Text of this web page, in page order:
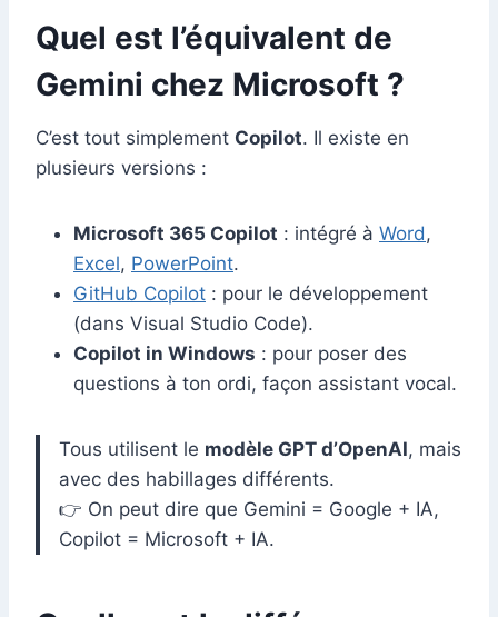
Quel est l’équivalent de
Gemini chez Microsoft ?
C’est tout simplement Copilot. Il existe en
plusieurs versions :
Microsoft 365 Copilot : intégré à Word,
Excel, PowerPoint.
GitHub Copilot : pour le développement
(dans Visual Studio Code).
Copilot in Windows : pour poser des
questions à ton ordi, façon assistant vocal.
Tous utilisent le modèle GPT d’OpenAI, mais
avec des habillages différents.
👉 On peut dire que Gemini = Google + IA,
Copilot = Microsoft + IA.